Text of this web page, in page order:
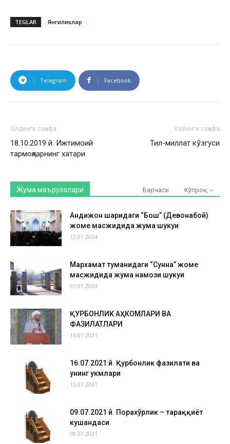
TEGLAR Янгиликлар
Telegram Facebook
Олдинги саҳифа
18.10.2019 й. Ижтимоий
тармоқларнинг хатари
Кейинги саҳифа
Тил-миллат кўзгуси
Жума маърузалари Барчаси Кўпроқ
Андижон шаҳридаги “Бош” (Девонабой)
жоме масжидида жума шукуҳи
12.01.2024
Мархамат туманидаги “Сунна” жоме
масжидида жума намози шукуҳи
05.01.2024
ҚУРБОНЛИК АҲКОМЛАРИ ВА
ФАЗИЛАТЛАРИ
16.07.2021
16.07.2021 й. Қурбонлик фазилати ва
унинг ҳукмлари
15.07.2021
09.07.2021 й. Порахўрлик – тараққиёт
кушандаси
08.07.2021